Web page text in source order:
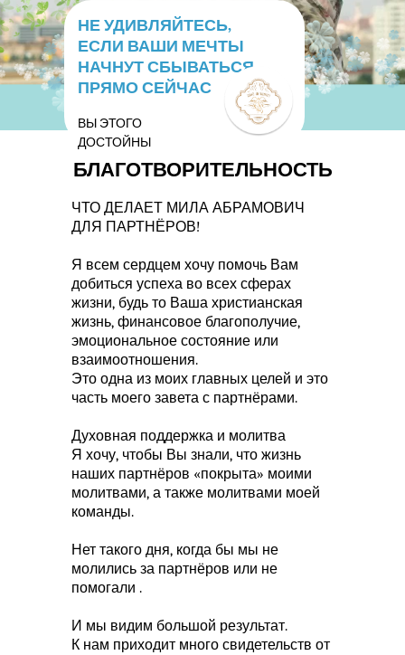
НЕ УДИВЛЯЙТЕСЬ,
ЕСЛИ ВАШИ МЕЧТЫ
НАЧНУТ СБЫВАТЬСЯ
ПРЯМО СЕЙЧАС
ВЫ ЭТОГО
ДОСТОЙНЫ
БЛАГОТВОРИТЕЛЬНОСТЬ
ЧТО ДЕЛАЕТ МИЛА АБРАМОВИЧ
ДЛЯ ПАРТНЁРОВ!
Я всем сердцем хочу помочь Вам
добиться успеха во всех сферах
жизни, будь то Ваша христианская
жизнь, финансовое благополучие,
эмоциональное состояние или
взаимоотношения.
Это одна из моих главных целей и это
часть моего завета с партнёрами.
Духовная поддержка и молитва
Я хочу, чтобы Вы знали, что жизнь
наших партнёров «покрыта» моими
молитвами, а также молитвами моей
команды.
Нет такого дня, когда бы мы не
молились за партнёров или не
помогали .
И мы видим большой результат.
К нам приходит много свидетельств от